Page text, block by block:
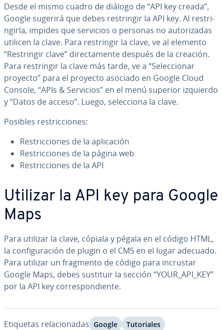
Desde el mismo cuadro de diálogo de “API key creada”,
Google sugerirá que debes re­s­tri­n­gir la API key. Al re­s­tri­
n­gi­r­la, impides que servicios o personas no au­to­ri­za­das
utilicen la clave. Para re­s­tri­n­gir la clave, ve al elemento
“Re­s­tri­n­gir clave” di­re­c­ta­me­n­te después de la creación.
Para re­s­tri­n­gir la clave más tarde, ve a “Se­le­c­cio­nar
proyecto” para el proyecto asociado en Google Cloud
Console, “APIs & Servicios” en el menú superior izquierdo
y “Datos de acceso”. Luego, se­le­c­cio­na la clave.
Posibles re­s­tri­c­cio­nes:
Re­s­tri­c­cio­nes de la apli­ca­ción
Re­s­tri­c­cio­nes de la página web
Re­s­tri­c­cio­nes de la API
Utilizar la API key para Google
Maps
Para utilizar la clave, cópiala y pégala en el código HTML,
la co­n­fi­gu­ra­ción de plugin o el CMS en el lugar adecuado.
Para utilizar un fragmento de código para incrustar
Google Maps, debes sustituir la sección “YOUR_API_KEY”
por la API key co­rre­s­po­n­die­n­te.
Etiquetas re­la­cio­na­das Google Tu­to­ria­les